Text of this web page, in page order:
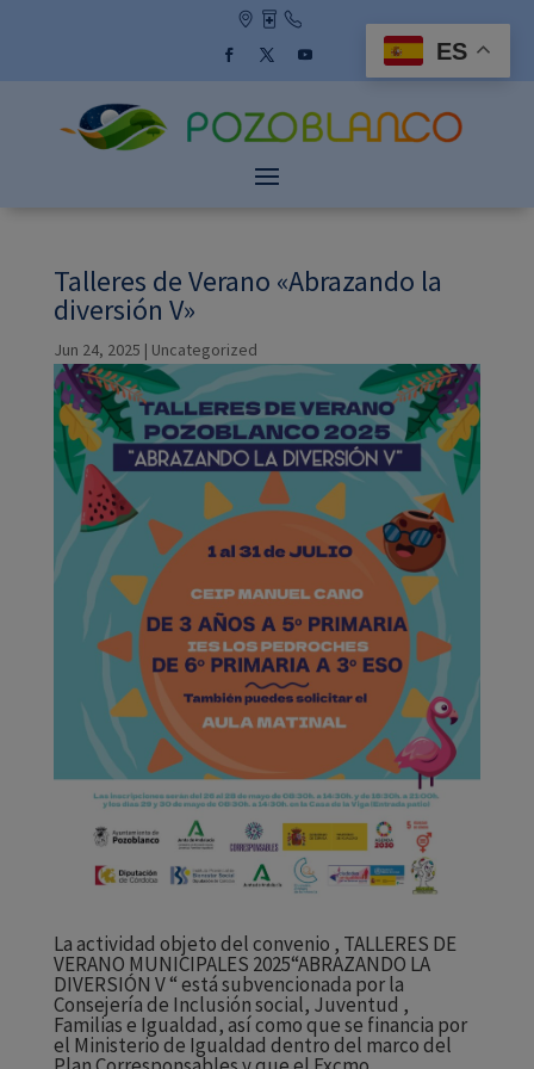
Talleres de Verano «Abrazando la
diversión V»
Jun 24, 2025 | Uncategorized
La actividad objeto del convenio , TALLERES DE
VERANO MUNICIPALES 2025“ABRAZANDO LA
DIVERSIÓN V “ está subvencionada por la
Consejería de Inclusión social, Juventud ,
Familias e Igualdad, así como que se financia por
el Ministerio de Igualdad dentro del marco del
ES